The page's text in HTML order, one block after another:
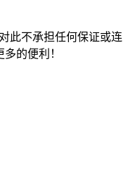
此不承担任何保证或连
的便利！